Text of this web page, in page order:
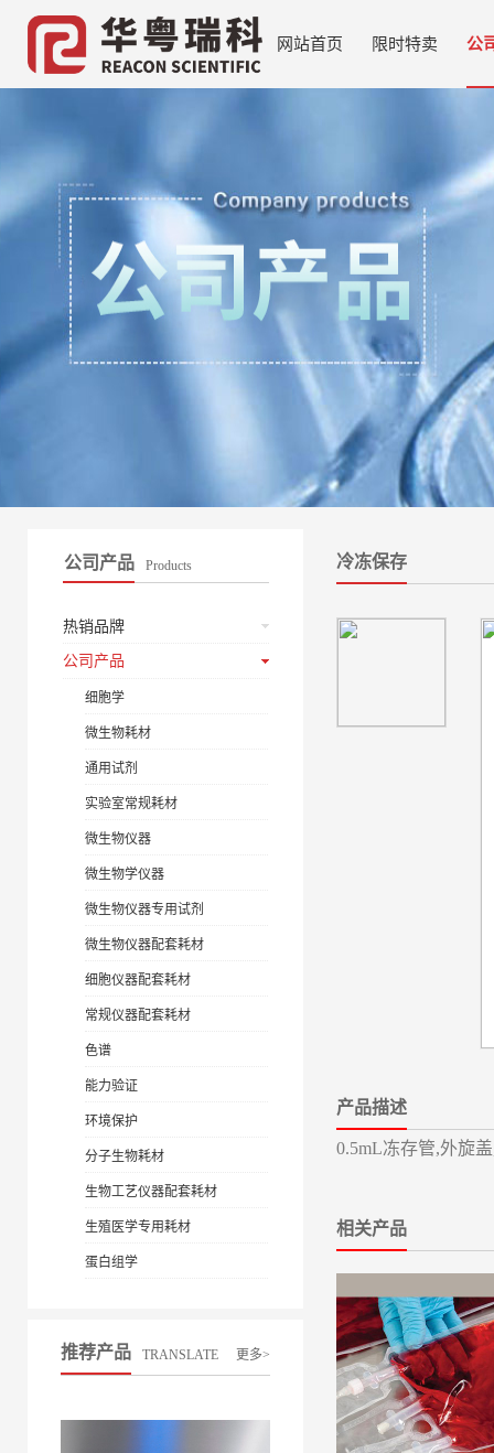
网站首页 限时特卖 公
公司产品 Products
热销品牌
公司产品
细胞学
微生物耗材
通用试剂
实验室常规耗材
微生物仪器
微生物学仪器
微生物仪器专用试剂
微生物仪器配套耗材
细胞仪器配套耗材
常规仪器配套耗材
色谱
能力验证
环境保护
分子生物耗材
生物工艺仪器配套耗材
生殖医学专用耗材
蛋白组学
推荐产品 TRANSLATE 更多>
冷冻保存
产品描述
0.5mL冻存管,外旋
相关产品